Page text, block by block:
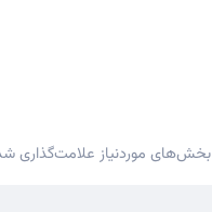
بخش‌های موردنیاز علامت‌گذاری